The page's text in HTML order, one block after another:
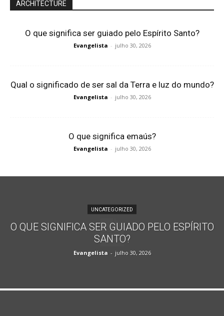
ARCHITECTURE
O que significa ser guiado pelo Espírito Santo?
Evangelista - julho 30, 2026
Qual o significado de ser sal da Terra e luz do mundo?
Evangelista - julho 30, 2026
O que significa emaús?
Evangelista - julho 30, 2026
UNCATEGORIZED
O QUE SIGNIFICA SER GUIADO PELO ESPÍRITO
SANTO?
Evangelista - julho 30, 2026